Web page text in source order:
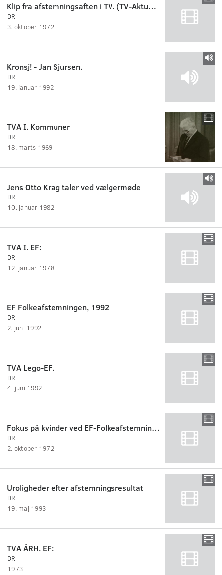
Klip fra afstemningsaften i TV. (TV-Aktuelt).
DR
3. oktober 1972
Kronsj! - Jan Sjursen.
DR
19. januar 1992
TVA I. Kommuner
DR
18. marts 1969
Jens Otto Krag taler ved vælgermøde
DR
10. januar 1982
TVA I. EF:
DR
12. januar 1978
EF Folkeafstemningen, 1992
DR
2. juni 1992
TVA Lego-EF.
DR
4. juni 1992
Fokus på kvinder ved EF-Folkeafstemningen 1972.
DR
2. oktober 1972
Uroligheder efter afstemningsresultat
DR
19. maj 1993
TVA ÅRH. EF:
DR
1973